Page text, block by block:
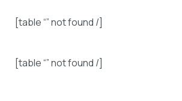
[table “” not found /]
[table “” not found /]